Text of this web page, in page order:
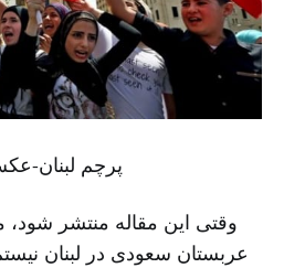
پرچم لبنان-
وقتی این مقاله منتشر
عربستان سعودی در لبنان